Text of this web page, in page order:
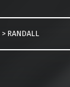
> RANDALL